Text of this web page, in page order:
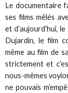
Le documentaire
ses films mêlés
et d’aujourd’hui,
Dujardin, le film
même au film de
strictement et
nous-mêmes
ne pouvais